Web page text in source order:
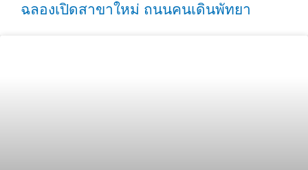
ฉลองเปิดสาขาใหม่ ถนนคนเดินพัทยา